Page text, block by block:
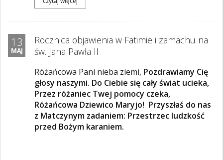
13
MAJ
Rocznica objawienia w Fatimie i zamachu na
św. Jana Pawła II
Różańcowa Pani nieba ziemi, Pozdrawiamy Cię
głosy naszymi. Do Ciebie się cały świat ucieka,
Przez różaniec Twej pomocy czeka,
Różańcowa Dziewico Maryjo! Przyszłaś do nas
z Matczynym zadaniem: Przestrzec ludzkość
przed Bożym karaniem.